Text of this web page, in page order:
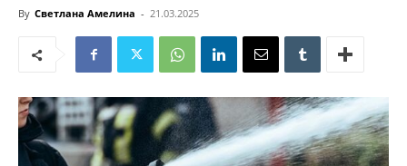
By Светлана Амелина - 21.03.2025